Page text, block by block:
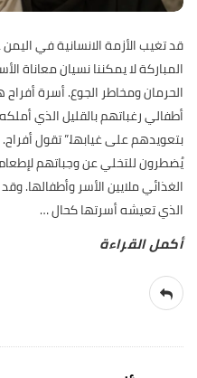
قد تغيب الأزمة الانسانية في
المباركة لا يمكننا نسيان معاناة
الحرمان ومخاطر الجوع. أسرة
أطفالي رغباتهم بالقليل الذي
بتعويدهم على غيابها.” تقول
يُضطرون للتخلي عن وجباتهم
الغذائي ملايين الأسر وأطفالها.
الذي تعيشه أسرتها كحال…